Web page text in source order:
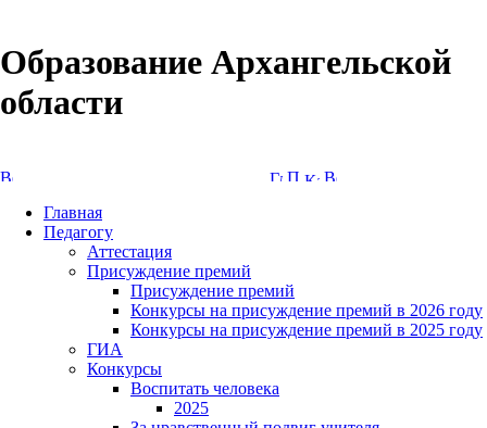
Образование Архангельской
области
Главная
Педагогу
Аттестация
Присуждение премий
Присуждение премий
Конкурсы на присуждение премий в 2026 году
Конкурсы на присуждение премий в 2025 году
ГИА
Конкурсы
Воспитать человека
2025